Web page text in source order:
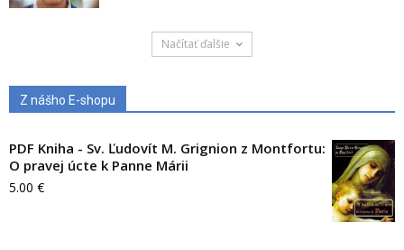
Načítať ďalšie
Z nášho E-shopu
PDF Kniha - Sv. Ľudovít M. Grignion z Montfortu:
O pravej úcte k Panne Márii
5.00 €